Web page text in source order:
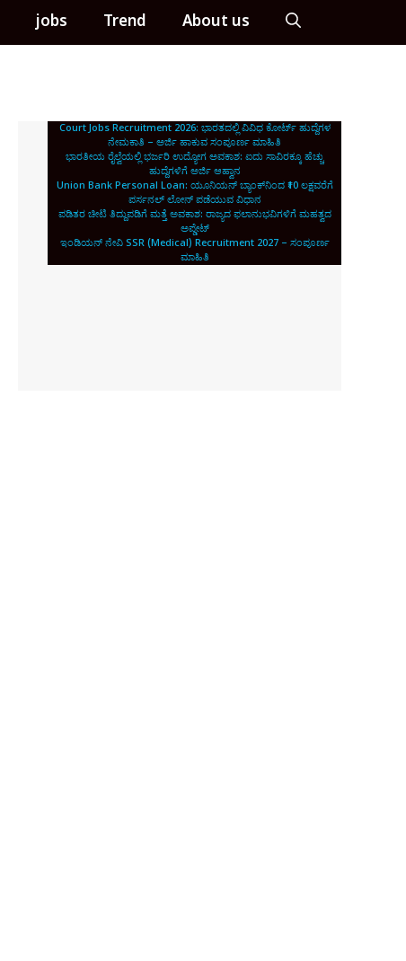
jobs Trend About us
Court Jobs Recruitment 2026: ಭಾರತದಲ್ಲಿ ವಿವಿಧ ಕೋರ್ಟ್ ಹುದ್ದೆಗಳ
ನೇಮಕಾತಿ – ಅರ್ಜಿ ಹಾಕುವ ಸಂಪೂರ್ಣ ಮಾಹಿತಿ
ಭಾರತೀಯ ರೈಲ್ವೆಯಲ್ಲಿ ಭರ್ಜರಿ ಉದ್ಯೋಗ ಅವಕಾಶ: ಐದು ಸಾವಿರಕ್ಕೂ ಹೆಚ್ಚು
ಹುದ್ದೆಗಳಿಗೆ ಅರ್ಜಿ ಆಹ್ವಾನ
Union Bank Personal Loan: ಯೂನಿಯನ್ ಬ್ಯಾಂಕ್‌ನಿಂದ ₹10 ಲಕ್ಷವರೆಗೆ
ಪರ್ಸನಲ್ ಲೋನ್ ಪಡೆಯುವ ವಿಧಾನ
ಪಡಿತರ ಚೀಟಿ ತಿದ್ದುಪಡಿಗೆ ಮತ್ತೆ ಅವಕಾಶ: ರಾಜ್ಯದ ಫಲಾನುಭವಿಗಳಿಗೆ ಮಹತ್ವದ
ಅಪ್ಡೇಟ್
ಇಂಡಿಯನ್ ನೇವಿ SSR (Medical) Recruitment 2027 – ಸಂಪೂರ್ಣ
ಮಾಹಿತಿ